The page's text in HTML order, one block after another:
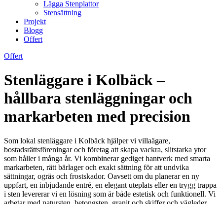
Lägga Stenplattor
Stensättning
Projekt
Blogg
Offert
Offert
Stenläggare i Kolbäck –
hållbara stenläggningar och
markarbeten med precision
Som lokal stenläggare i Kolbäck hjälper vi villaägare,
bostadsrättsföreningar och företag att skapa vackra, slitstarka ytor
som håller i många år. Vi kombinerar gediget hantverk med smarta
markarbeten, rätt bärlager och exakt sättning för att undvika
sättningar, ogräs och frostskador. Oavsett om du planerar en ny
uppfart, en inbjudande entré, en elegant uteplats eller en trygg trappa
i sten levererar vi en lösning som är både estetisk och funktionell. Vi